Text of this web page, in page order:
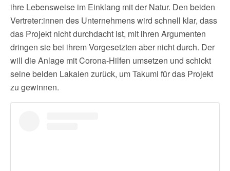
ihre Lebensweise im Einklang mit der Natur. Den beiden
Vertreter:innen des Unternehmens wird schnell klar, dass
das Projekt nicht durchdacht ist, mit ihren Argumenten
dringen sie bei ihrem Vorgesetzten aber nicht durch. Der
will die Anlage mit Corona-Hilfen umsetzen und schickt
seine beiden Lakaien zurück, um Takumi für das Projekt
zu gewinnen.